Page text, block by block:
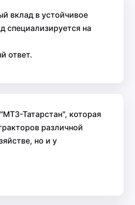
вклад в устойчивое
специализируется на
ответ.
Татарстан", которая
различной
но и у